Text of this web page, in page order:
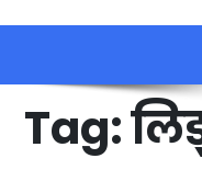
Tag: